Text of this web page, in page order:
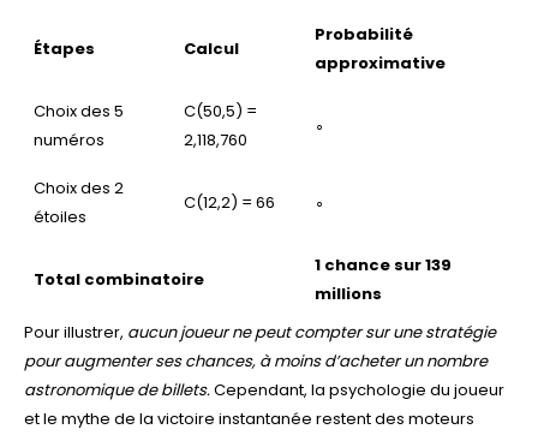
Étapes Calcul
Probabilité
approximative
Choix des 5
numéros
C(50,5) =
2,118,760
∘
Choix des 2
étoiles
C(12,2) = 66 ∘
Total combinatoire
1 chance sur 139
millions
Pour illustrer, aucun joueur ne peut compter sur une stratégie
pour augmenter ses chances, à moins d’acheter un nombre
astronomique de billets.Cependant, la psychologie du joueur
et le mythe de la victoire instantanée restent des moteurs